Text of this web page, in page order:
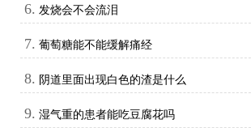
6. 发烧会不会流泪
7. 葡萄糖能不能缓解痛经
8. 阴道里面出现白色的渣是什么
9. 湿气重的患者能吃豆腐花吗